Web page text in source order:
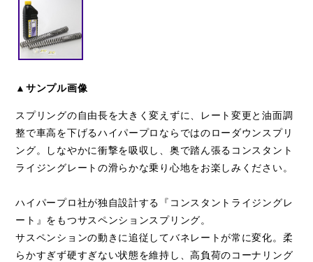
▲サンプル画像
スプリングの自由長を大きく変えずに、レート変更と油面調
整で車高を下げるハイパープロならではのローダウンスプリ
ング。しなやかに衝撃を吸収し、奥で踏ん張るコンスタント
ライジングレートの滑らかな乗り心地をお楽しみください。
ハイパープロ社が独自設計する『コンスタントライジングレ
ート』をもつサスペンションスプリング。
サスペンションの動きに追従してバネレートが常に変化。柔
らかすぎず硬すぎない状態を維持し、高負荷のコーナリング